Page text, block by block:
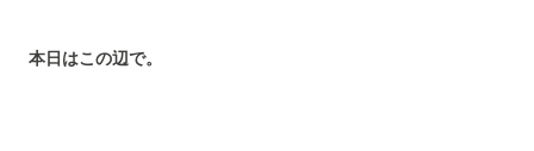
本日はこの辺で。